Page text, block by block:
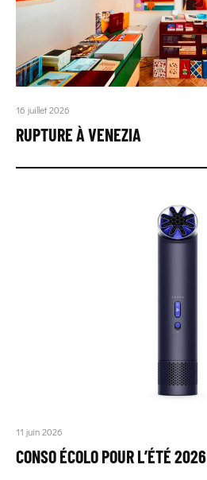
16 juillet 2026
RUPTURE À VENEZIA
11 juin 2026
CONSO ÉCOLO POUR L’ÉTÉ 2026